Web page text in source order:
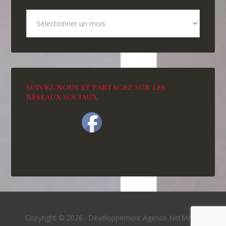
SUIVEZ-NOUS ET PARTAGEZ SUR LES
RÉSEAUX SOCIAUX
Copyright © 2026 · Développement Agence NetMédia